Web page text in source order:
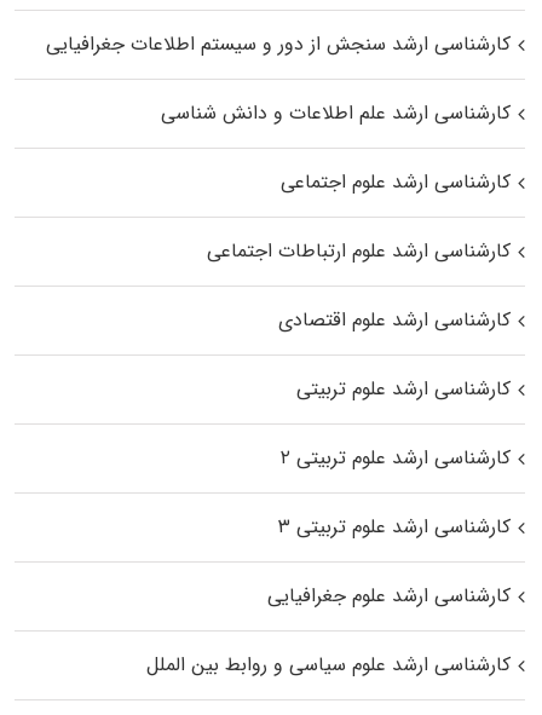
کارشناسی ارشد سنجش از دور و سیستم اطلاعات جغرافیایی
کارشناسی ارشد علم اطلاعات و دانش شناسی
کارشناسی ارشد علوم اجتماعی
کارشناسی ارشد علوم ارتباطات اجتماعی
کارشناسی ارشد علوم اقتصادی
کارشناسی ارشد علوم تربیتی
کارشناسی ارشد علوم تربیتی ۲
کارشناسی ارشد علوم تربیتی ۳
کارشناسی ارشد علوم جغرافیایی
کارشناسی ارشد علوم سیاسی و روابط بین الملل